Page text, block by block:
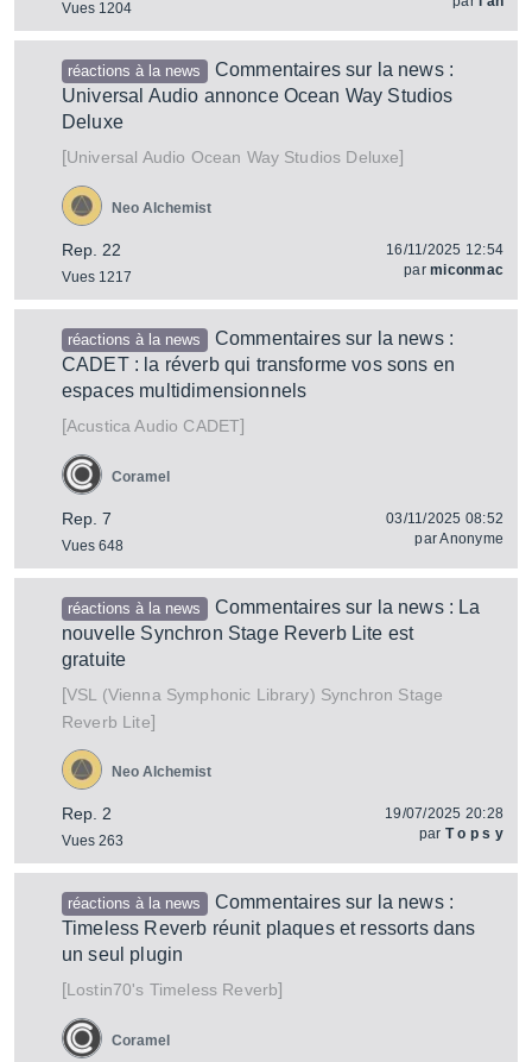
Vues 1204
réactions à la news
Commentaires sur la news :
Universal Audio annonce Ocean Way Studios
Deluxe
[Universal Audio Ocean Way Studios Deluxe]
Rep. 22
Vues 1217
Neo Alchemist
16/11/2025 12:54
parmiconmac
réactions à la news
Commentaires sur la news :
CADET : la réverb qui transforme vos sons en
espaces multidimensionnels
[Acustica Audio CADET]
Rep. 7
Vues 648
Coramel
03/11/2025 08:52
parAnonyme
réactions à la news
Commentaires sur la news : La
nouvelle Synchron Stage Reverb Lite est
gratuite
[VSL (Vienna Symphonic Library) Synchron Stage
Reverb Lite]
Rep. 2
Vues 263
Neo Alchemist
19/07/2025 20:28
par T o p s y
réactions à la news
Commentaires sur la news :
Timeless Reverb réunit plaques et ressorts dans
un seul plugin
[Lostin70's Timeless Reverb]
Coramel